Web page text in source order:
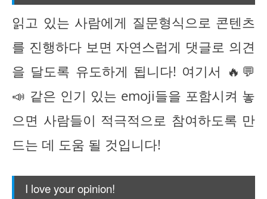
읽고 있는 사람에게 질문형식으로 콘텐츠
를 진행하다 보면 자연스럽게 댓글로 의견
을 달도록 유도하게 됩니다! 여기서 🔥💬
📣 같은 인기 있는 emoji들을 포함시켜 놓
으면 사람들이 적극적으로 참여하도록 만
드는 데 도움 될 것입니다!
I love your opinion!